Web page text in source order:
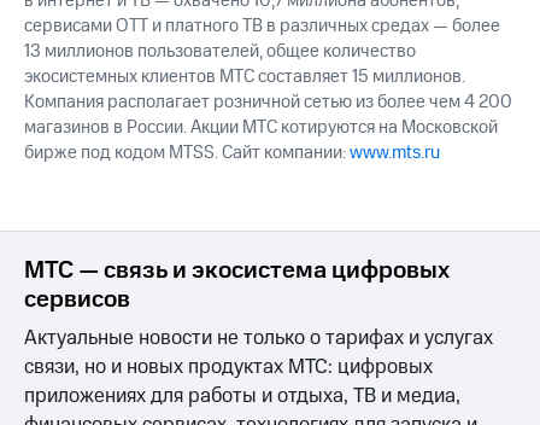
сервисами OTT и платного ТВ в различных средах — более
13 миллионов пользователей, общее количество
экосистемных клиентов МТС составляет 15 миллионов.
Компания располагает розничной сетью из более чем 4 200
магазинов в России. Акции МТС котируются на Московской
бирже под кодом MTSS. Сайт компании:www.mts.ru
МТС — связь и экосистема цифровых
сервисов
Актуальные новости не только о тарифах и услугах
связи, но и новых продуктах МТС: цифровых
приложениях для работы и отдыха, ТВ и медиа,